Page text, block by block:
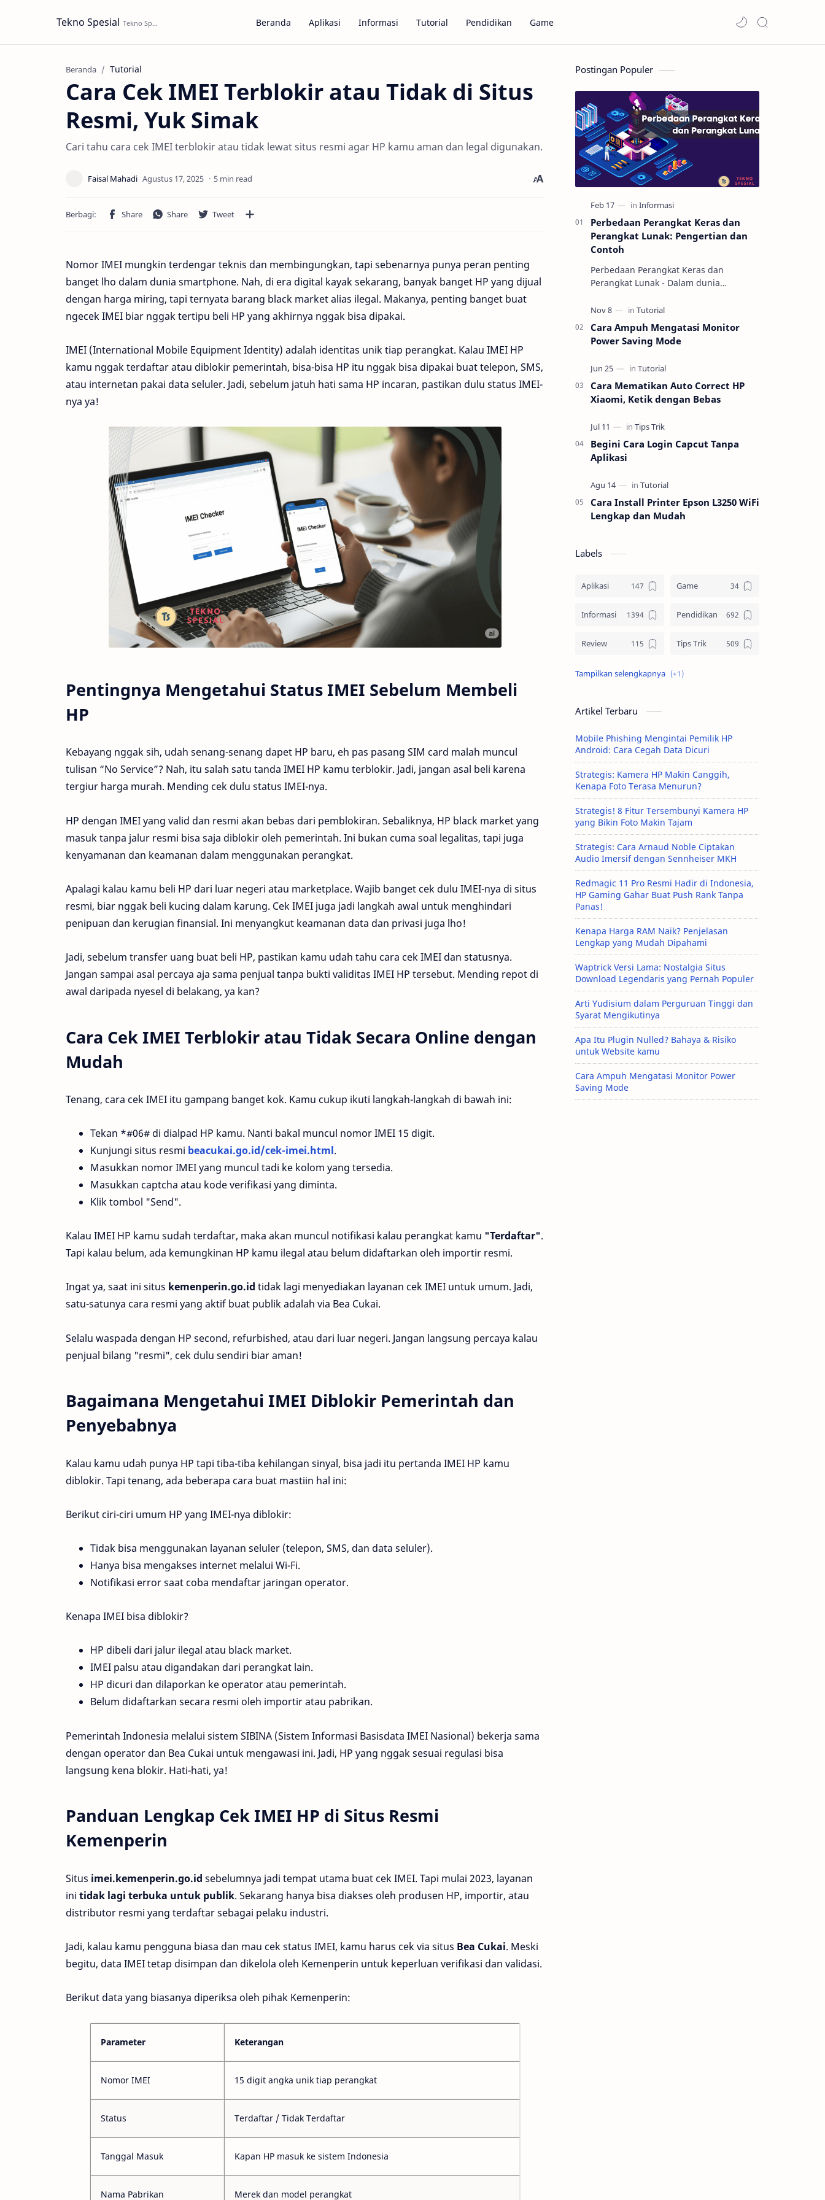
Tekno Spesial Beranda Aplikasi Informasi Tutorial Pendidikan Game
Beranda Tutorial
Cara Cek IMEI Terblokir atau Tidak di Situs
Resmi, Yuk Simak
Cari tahu cara cek IMEI terblokir atau tidak lewat situs resmi agar HP kamu aman dan legal digunakan.
5 min read
Nomor IMEI mungkin terdengar teknis dan membingungkan, tapi sebenarnya punya peran penting
banget lho dalam dunia smartphone. Nah, di era digital kayak sekarang, banyak banget HP yang dijual
dengan harga miring, tapi ternyata barang black market alias ilegal. Makanya, penting banget buat
ngecek IMEI biar nggak tertipu beli HP yang akhirnya nggak bisa dipakai.
IMEI (International Mobile Equipment Identity) adalah identitas unik tiap perangkat. Kalau IMEI HP
kamu nggak terdaftar atau diblokir pemerintah, bisa-bisa HP itu nggak bisa dipakai buat telepon, SMS,
atau internetan pakai data seluler. Jadi, sebelum jatuh hati sama HP incaran, pastikan dulu status IMEI-
nya ya!
Pentingnya Mengetahui Status IMEI Sebelum Membeli
HP
Kebayang nggak sih, udah senang-senang dapet HP baru, eh pas pasang SIM card malah muncul
tulisan “No Service”? Nah, itu salah satu tanda IMEI HP kamu terblokir. Jadi, jangan asal beli karena
tergiur harga murah. Mending cek dulu status IMEI-nya.
HP dengan IMEI yang valid dan resmi akan bebas dari pemblokiran. Sebaliknya, HP black market yang
masuk tanpa jalur resmi bisa saja diblokir oleh pemerintah. Ini bukan cuma soal legalitas, tapi juga
kenyamanan dan keamanan dalam menggunakan perangkat.
Apalagi kalau kamu beli HP dari luar negeri atau marketplace. Wajib banget cek dulu IMEI-nya di situs
resmi, biar nggak beli kucing dalam karung. Cek IMEI juga jadi langkah awal untuk menghindari
penipuan dan kerugian finansial. Ini menyangkut keamanan data dan privasi juga lho!
Jadi, sebelum transfer uang buat beli HP, pastikan kamu udah tahu cara cek IMEI dan statusnya.
Jangan sampai asal percaya aja sama penjual tanpa bukti validitas IMEI HP tersebut. Mending repot di
awal daripada nyesel di belakang, ya kan?
Cara Cek IMEI Terblokir atau Tidak Secara Online dengan
Mudah
Tenang, cara cek IMEI itu gampang banget kok. Kamu cukup ikuti langkah-langkah di bawah ini:
Tekan *#06# di dialpad HP kamu. Nanti bakal muncul nomor IMEI 15 digit.
Kunjungi situs resmi beacukai.go.id/cek-imei.html.
Masukkan nomor IMEI yang muncul tadi ke kolom yang tersedia.
Masukkan captcha atau kode verifikasi yang diminta.
Klik tombol "Send".
Kalau IMEI HP kamu sudah terdaftar, maka akan muncul notifikasi kalau perangkat kamu "Terdaftar".
Tapi kalau belum, ada kemungkinan HP kamu ilegal atau belum didaftarkan oleh importir resmi.
Ingat ya, saat ini situs kemenperin.go.id tidak lagi menyediakan layanan cek IMEI untuk umum. Jadi,
satu-satunya cara resmi yang aktif buat publik adalah via Bea Cukai.
Selalu waspada dengan HP second, refurbished, atau dari luar negeri. Jangan langsung percaya kalau
penjual bilang "resmi", cek dulu sendiri biar aman!
Bagaimana Mengetahui IMEI Diblokir Pemerintah dan
Penyebabnya
Kalau kamu udah punya HP tapi tiba-tiba kehilangan sinyal, bisa jadi itu pertanda IMEI HP kamu
diblokir. Tapi tenang, ada beberapa cara buat mastiin hal ini:
Berikut ciri-ciri umum HP yang IMEI-nya diblokir:
Tidak bisa menggunakan layanan seluler (telepon, SMS, dan data seluler).
Hanya bisa mengakses internet melalui Wi-Fi.
Notifikasi error saat coba mendaftar jaringan operator.
Kenapa IMEI bisa diblokir?
HP dibeli dari jalur ilegal atau black market.
IMEI palsu atau digandakan dari perangkat lain.
HP dicuri dan dilaporkan ke operator atau pemerintah.
Belum didaftarkan secara resmi oleh importir atau pabrikan.
Pemerintah Indonesia melalui sistem SIBINA (Sistem Informasi Basisdata IMEI Nasional) bekerja sama
dengan operator dan Bea Cukai untuk mengawasi ini. Jadi, HP yang nggak sesuai regulasi bisa
langsung kena blokir. Hati-hati, ya!
Panduan Lengkap Cek IMEI HP di Situs Resmi
Kemenperin
Situs imei.kemenperin.go.id sebelumnya jadi tempat utama buat cek IMEI. Tapi mulai 2023, layanan
ini tidak lagi terbuka untuk publik. Sekarang hanya bisa diakses oleh produsen HP, importir, atau
distributor resmi yang terdaftar sebagai pelaku industri.
Jadi, kalau kamu pengguna biasa dan mau cek status IMEI, kamu harus cek via situs Bea Cukai. Meski
begitu, data IMEI tetap disimpan dan dikelola oleh Kemenperin untuk keperluan verifikasi dan validasi.
Berikut data yang biasanya diperiksa oleh pihak Kemenperin:
Parameter Keterangan
Nomor IMEI 15 digit angka unik tiap perangkat
Status Terdaftar / Tidak Terdaftar
Tanggal Masuk Kapan HP masuk ke sistem Indonesia
Nama Pabrikan Merek dan model perangkat
Postingan Populer
Perbedaan Perangkat Keras dan
Perangkat Lunak: Pengertian dan
Contoh
Perbedaan Perangkat Keras dan
Perangkat Lunak - Dalam dunia
perangkat keras (hardware) dan
perangkat lunak (software) m…
Cara Ampuh Mengatasi Monitor
Power Saving Mode
Cara Mematikan Auto Correct HP
Xiaomi, Ketik dengan Bebas
Begini Cara Login Capcut Tanpa
Aplikasi
Cara Install Printer Epson L3250 WiFi
Lengkap dan Mudah
Labels
Aplikasi Game
Informasi Pendidikan
Review Tips Trik
Tutorial
Artikel Terbaru
Mobile Phishing Mengintai Pemilik HP
Android: Cara Cegah Data Dicuri
Strategis: Kamera HP Makin Canggih,
Kenapa Foto Terasa Menurun?
Strategis! 8 Fitur Tersembunyi Kamera HP
yang Bikin Foto Makin Tajam
Strategis: Cara Arnaud Noble Ciptakan
Audio Imersif dengan Sennheiser MKH
Redmagic 11 Pro Resmi Hadir di Indonesia,
HP Gaming Gahar Buat Push Rank Tanpa
Panas!
Kenapa Harga RAM Naik? Penjelasan
Lengkap yang Mudah Dipahami
Waptrick Versi Lama: Nostalgia Situs
Download Legendaris yang Pernah Populer
Arti Yudisium dalam Perguruan Tinggi dan
Syarat Mengikutinya
Apa Itu Plugin Nulled? Bahaya & Risiko
untuk Website kamu
Cara Ampuh Mengatasi Monitor Power
Saving Mode